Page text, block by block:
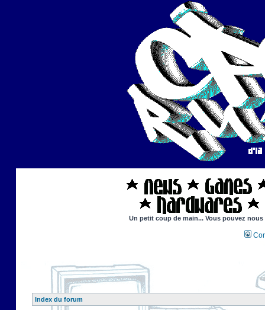
Un petit coup de main... Vous pouvez
Index du forum